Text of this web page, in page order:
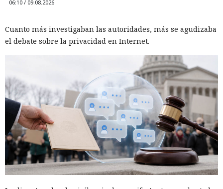
06:10 / 09.08.2026
Cuanto más investigaban las autoridades, más se agudizaba
el debate sobre la privacidad en Internet.